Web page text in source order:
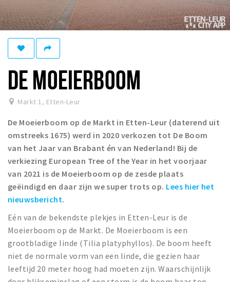
Recreatief
Winkels
Winkelgebieden
Bezienswaardigheden
Musea, theaters & podia
Uitjes & activiteiten
Toeristische routes
Natuurgebieden
Baroniepoorten
Sport
Privacy
Inloggen
DE MOEIERBOOM
Markt 1, Etten-Leur
De Moeierboom op de Markt in Etten-Leur (daterend uit
omstreeks 1675) werd in 2020 verkozen tot De Boom
van het Jaar van Brabant én van Nederland! Bij de
verkiezing European Tree of the Year in het voorjaar
van 2021 is de Moeierboom op de zesde plaats
geëindigd en daar zijn we super trots op. Lees hier het
nieuwsbericht.
Eén van de bekendste plekjes in Etten-Leur is de
Moeierboom op de Markt. De Moeierboom is een
grootbladige linde (Tilia platyphyllos). De boom heeft
niet de normale vorm van een linde, die gezien haar
leeftijd 20 meter hoog had moeten zijn. Waarschijnlijk